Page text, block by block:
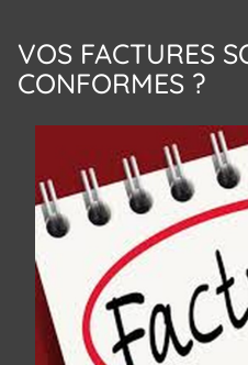
VOS FACTURES
CONFORMES ?